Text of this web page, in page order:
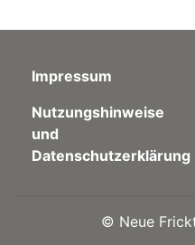
Paper
App
Impressum
Nutzungshinweise
und
Datenschutzerklärung
© Neue